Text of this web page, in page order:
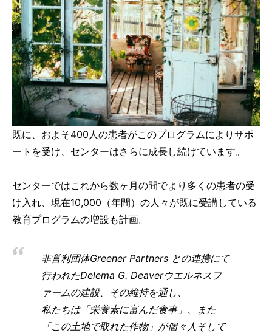
既に、およそ400人の患者がこのプログラムによりサポ
ートを受け、センターはさらに成長し続けています。
センターではこれから数ヶ月の間でより多くの患者の受
け入れ、現在10,000（年間）の人々が既に受講している
教育プログラムの増設も計画。
非営利団体Greener Partners との連携にて
行われたDelema G. Deaverウエルネスフ
ァームの建設、その維持を通し、
私たちは「栄養素に富んだ食事」、また
「この土地で取れた作物」が個々人そして